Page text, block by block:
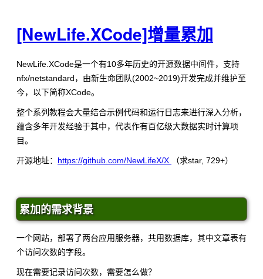
[NewLife.XCode]增量累加
NewLife.XCode是一个有10多年历史的开源数据中间件，支持
nfx/netstandard，由新生命团队(2002~2019)开发完成并维护至
今，以下简称XCode。
整个系列教程会大量结合示例代码和运行日志来进行深入分析，
蕴含多年开发经验于其中，代表作有百亿级大数据实时计算项
目。
开源地址： https://github.com/NewLifeX/X （求star, 729+）
累加的需求背景
一个网站，部署了两台应用服务器，共用数据库，其中文章表有
个访问次数的字段。
现在需要记录访问次数，需要怎么做？